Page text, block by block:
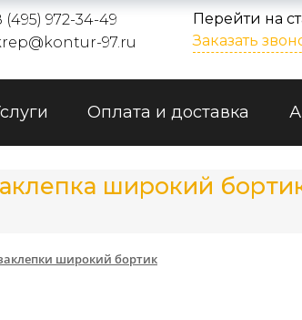
(495) 972-34-49
97.ru
Перейти на
Заказать
Оплата и доставка
широкий
широкий бортик